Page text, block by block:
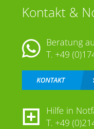
Kontakt &
Beratung
T. +49
KONTAKT
Hilfe in
T. +49